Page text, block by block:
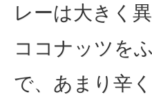
レーは大きく
ココナッツを
で、あまり辛